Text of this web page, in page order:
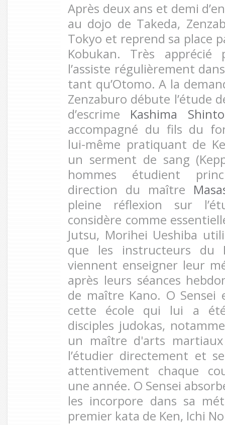
Après deux ans et demi
au dojo de Takeda,
Tokyo et reprend sa place
Kobukan. Très
l’assiste régulièrement
tant qu’Otomo. A la
Zenzaburo débute l’étude
d’escrime Kashima
accompagné du fils du
lui-même pratiquant de
un serment de sang
hommes étudient
direction du maître
pleine réflexion sur
considère comme
Jutsu, Morihei Ueshiba
que les instructeurs du
viennent enseigner leur
après leurs séances
de maître Kano. O
cette école qui lui a
disciples judokas,
un maître d'arts
l’étudier directement et
attentivement chaque
une année. O Sensei
les incorpore dans sa
premier kata de Ken, Ichi